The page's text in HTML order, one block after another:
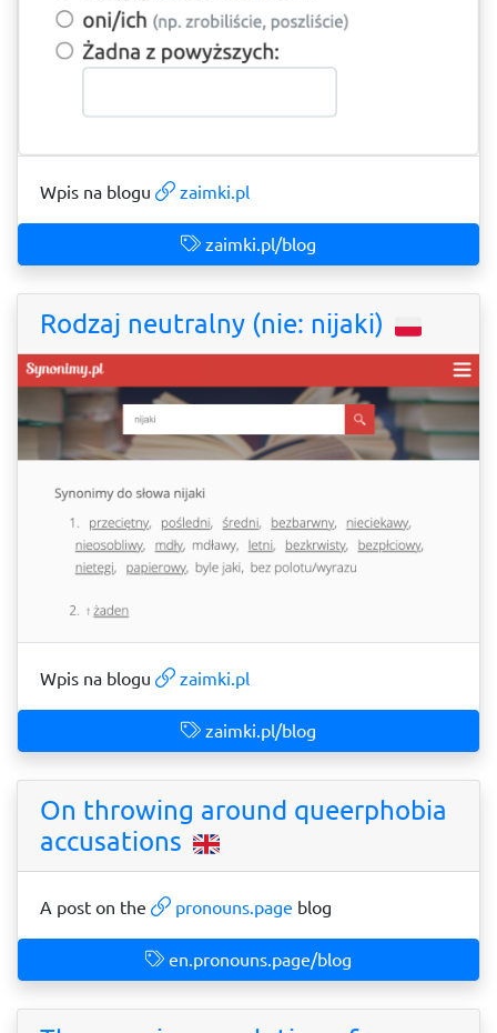
Wpis na blogu zaimki.pl
zaimki.pl/blog
Rodzaj neutralny (nie: nijaki)
Wpis na blogu zaimki.pl
zaimki.pl/blog
On throwing around queerphobia
accusations
A post on the pronouns.page blog
en.pronouns.page/blog